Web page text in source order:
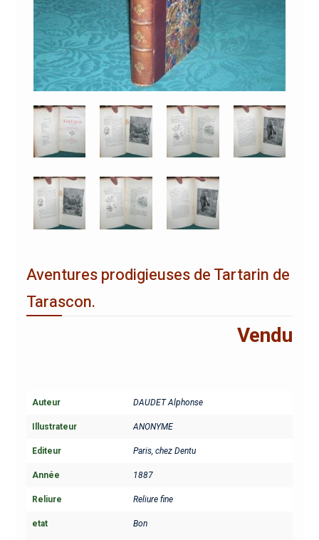
Aventures prodigieuses de Tartarin de
Tarascon.
Vendu
Auteur DAUDET Alphonse
Illustrateur ANONYME
Editeur Paris, chez Dentu
Année 1887
Reliure Reliure fine
etat Bon